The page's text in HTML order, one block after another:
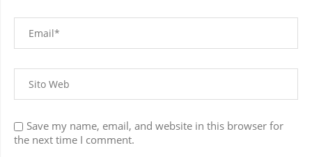
Save my name, email, and website in this browser for
the next time I comment.